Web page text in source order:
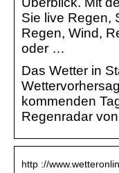
Sie live Regen,
Regen, Wind,
oder …
Das Wetter in
kommenden
Regenradar
http ://